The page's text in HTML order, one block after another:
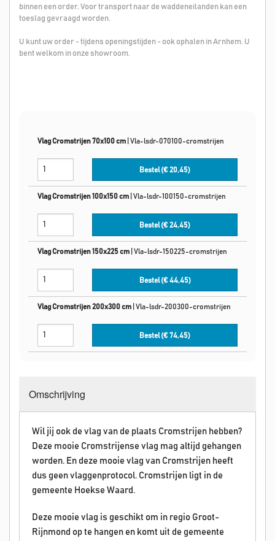
binnen een order. Voor transport naar de waddeneilanden kan een
toeslag gevraagd worden.
U kunt uw order - tijdens openingstijden - ook ophalen in Arnhem. U
bent welkom in onze showroom.
Vlag Cromstrijen 70x100 cm Vla-lsdr-070100-cromstrijen
Bestel (€20,45)
Vlag Cromstrijen 100x150 cm Vla-lsdr-100150-cromstrijen
Bestel (€24,45)
Vlag Cromstrijen 150x225 cm Vla-lsdr-150225-cromstrijen
Bestel (€44,45)
Vlag Cromstrijen 200x300 cm Vla-lsdr-200300-cromstrijen
Bestel (€74,45)
Omschrijving
Wil jij ook de vlag van de plaats Cromstrijen hebben?
Deze mooie Cromstrijense vlag mag altijd gehangen
worden. En deze mooie vlag van Cromstrijen heeft
dus geen vlaggenprotocol. Cromstrijen ligt in de
gemeente Hoekse Waard.
Deze mooie vlag is geschikt om in regio Groot-
Rijnmond op te hangen en komt uit de gemeente